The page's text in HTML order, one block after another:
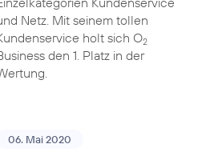
Netz. Mit seinem tollen
holt sich O2
den 1. Platz in der
06. Mai 2020